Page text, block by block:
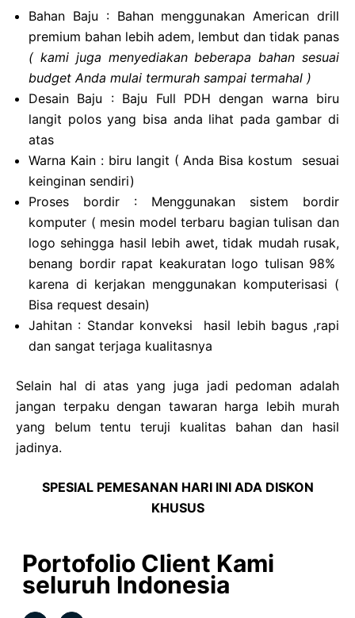
Bahan Baju : Bahan menggunakan American drill
premium bahan lebih adem, lembut dan tidak panas
( kami juga menyediakan beberapa bahan sesuai
budget Anda mulai termurah sampai termahal )
Desain Baju : Baju Full PDH dengan warna biru
langit polos yang bisa anda lihat pada gambar di
atas
Warna Kain : biru langit ( Anda Bisa kostum sesuai
keinginan sendiri)
Proses bordir : Menggunakan sistem bordir
komputer ( mesin model terbaru bagian tulisan dan
logo sehingga hasil lebih awet, tidak mudah rusak,
benang bordir rapat keakuratan logo tulisan 98%
karena di kerjakan menggunakan komputerisasi (
Bisa request desain)
Jahitan : Standar konveksi hasil lebih bagus ,rapi
dan sangat terjaga kualitasnya
Selain hal di atas yang juga jadi pedoman adalah
jangan terpaku dengan tawaran harga lebih murah
yang belum tentu teruji kualitas bahan dan hasil
jadinya.
SPESIAL PEMESANAN HARI INI ADA DISKON
KHUSUS
Portofolio Client Kami
seluruh Indonesia